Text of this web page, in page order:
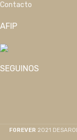
Contacto
AFIP
SEGUINOS
F0REVER 2021